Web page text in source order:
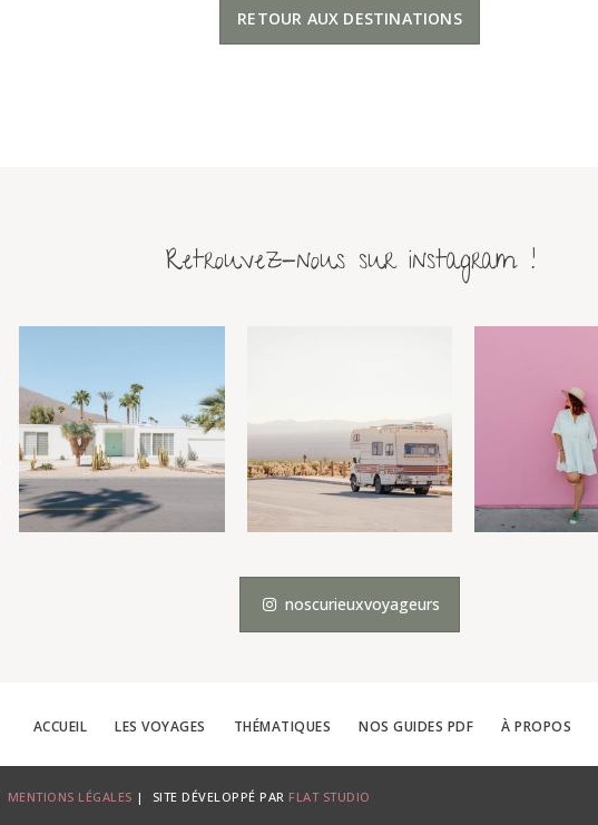
RETOUR AUX DESTINATIONS
Retrouvez-nous sur instagram !
noscurieuxvoyageurs
ACCUEIL LES VOYAGES THÉMATIQUES NOS GUIDES PDF À PROPOS
MENTIONS LÉGALES | SITE DÉVELOPPÉ PAR FLAT STUDIO